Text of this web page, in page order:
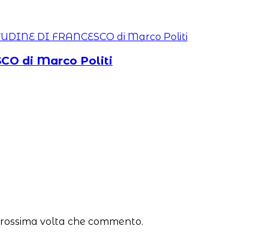
di Marco Politi
volta che commento.